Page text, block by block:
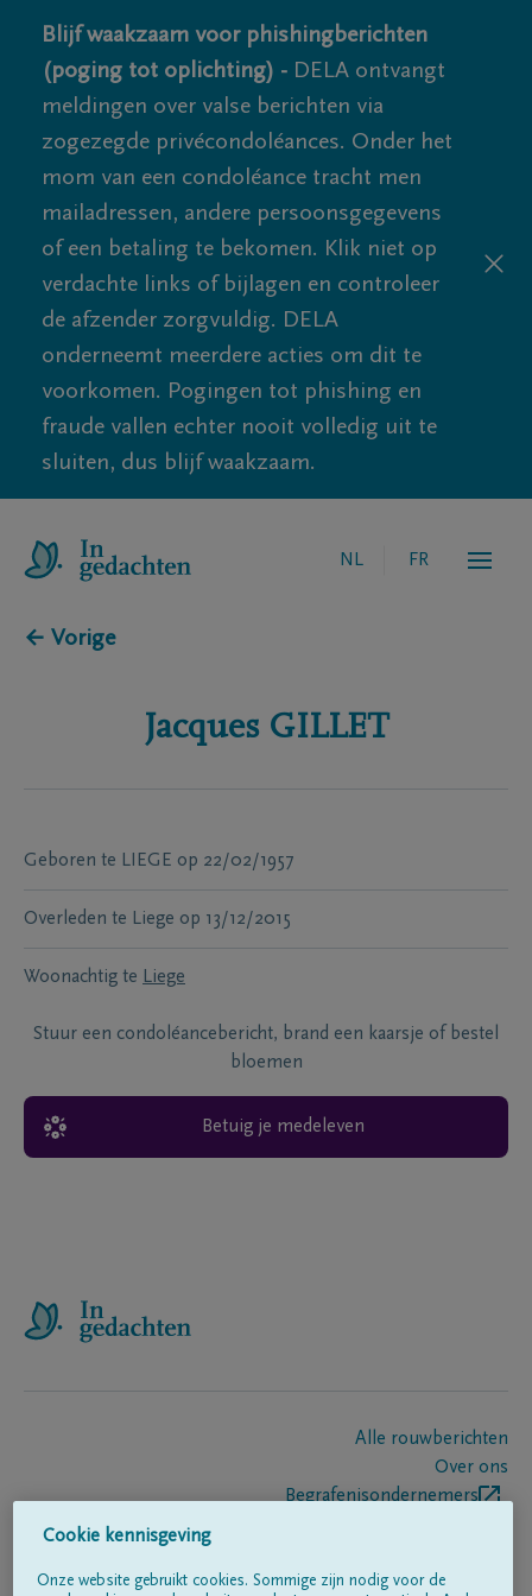
Blijf waakzaam voor phishingberichten
(poging tot oplichting) - DELA ontvangt
meldingen over valse berichten via
zogezegde privécondoléances. Onder het
mom van een condoléance tracht men
mailadressen, andere persoonsgegevens
of een betaling te bekomen. Klik niet op
verdachte links of bijlagen en controleer
de afzender zorgvuldig. DELA
onderneemt meerdere acties om dit te
voorkomen. Pogingen tot phishing en
fraude vallen echter nooit volledig uit te
sluiten, dus blijf waakzaam.
NL FR
← Vorige
Jacques GILLET
Geboren te LIEGE op 22/02/1957
Overleden te Liege op 13/12/2015
Woonachtig te Liege
Stuur een condoléancebericht, brand een kaarsje of bestel
bloemen
Betuig je medeleven
Alle rouwberichten
Over ons
Begrafenisondernemers
Cookie kennisgeving
Onze website gebruikt cookies. Sommige zijn nodig voor de